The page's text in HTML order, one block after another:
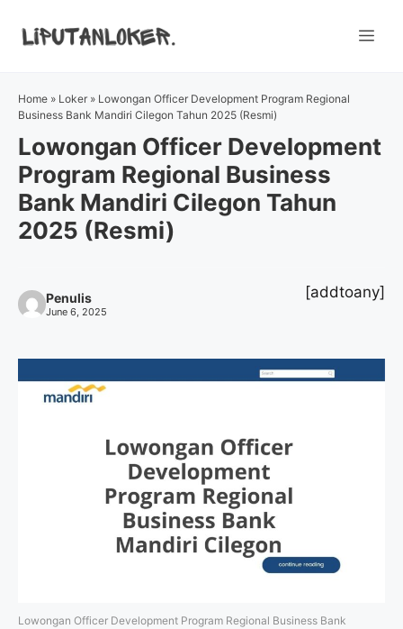
Home » Loker » Lowongan Officer Development Program Regional
Business Bank Mandiri Cilegon Tahun 2025 (Resmi)
Lowongan Officer Development
Program Regional Business
Bank Mandiri Cilegon Tahun
2025 (Resmi)
Penulis
June 6, 2025
[addtoany]
Lowongan Officer Development Program Regional Business Bank